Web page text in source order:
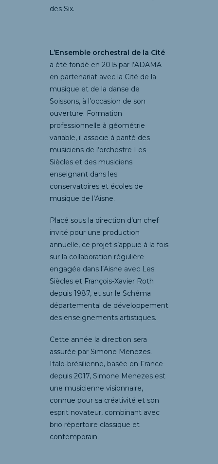
des Six.
L’Ensemble orchestral de la Cité
a été fondé en 2015 par l’ADAMA
en partenariat avec la Cité de la
musique et de la danse de
Soissons, à l’occasion de son
ouverture. Formation
professionnelle à géométrie
variable, il associe à parité des
musiciens de l’orchestre Les
Siècles et des musiciens
enseignant dans les
conservatoires et écoles de
musique de l’Aisne.
Placé sous la direction d’un chef
invité pour une production
annuelle, ce projet s’appuie à la fois
sur la collaboration régulière
engagée dans l’Aisne avec Les
Siècles et François-Xavier Roth
depuis 1987, et sur le Schéma
départemental de développement
des enseignements artistiques.
Cette année la direction sera
assurée par Simone Menezes.
Italo-brésilienne, basée en France
depuis 2017, Simone Menezes est
une musicienne visionnaire,
connue pour sa créativité et son
esprit novateur, combinant avec
brio répertoire classique et
contemporain.